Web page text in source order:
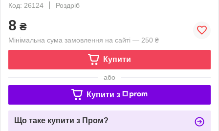
Код: 26124
Роздріб
8 ₴
Мінімальна сума замовлення на сайті — 250 ₴
Купити
або
Купити з
Що таке купити з Пром?